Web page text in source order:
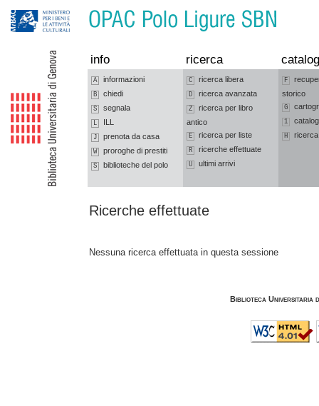
info ricerca
A informazioni
B chiedi
S segnala
L ILL
J prenota da casa
W proroghe di prestiti
S biblioteche del polo
C ricerca libera
D ricerca avanzata
Z
ricerca per libro
antico
E ricerca per liste
R ricerche effettuate
U ultimi arrivi
F
storico
G
1
H ricerca
Ricerche effettuate
Nessuna ricerca effettuata in questa sessione
Biblioteca Universitaria